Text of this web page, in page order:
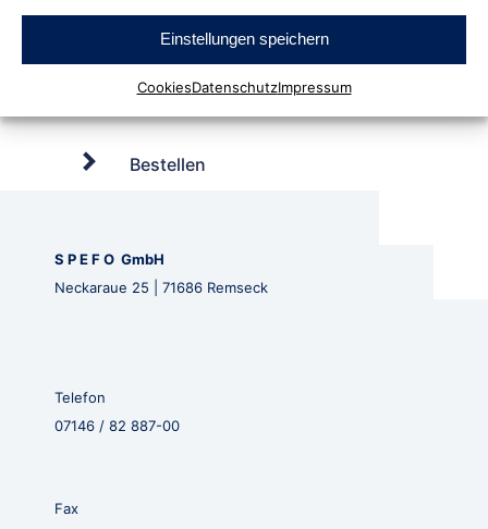
Einstellungen speichern
CookiesDatenschutzImpressum
Bestellen
S P E F O GmbH
Neckaraue 25 | 71686 Remseck
Telefon
07146 / 82 887-00
Fax